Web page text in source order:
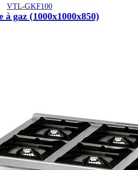
VTL-GKF100
à gaz (1000x1000x850)